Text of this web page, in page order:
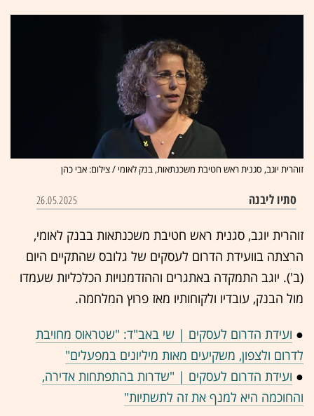
זוהרית יוגב, סגנית ראש חטיבת משכנתאות, בנק לאומי / צילום: אבי כהן
סתיו ליבנה 26.05.2025
זוהרית יוגב, סגנית ראש חטיבת משכנתאות בבנק לאומי,
הרצתה בוועידת הדרום לעסקים של גלובס שהתקיים היום
(ב'). יוגב התמקדה באתגרים וההזדמנויות הכלכליות שעמדו
מול הבנק, עובדיו ולקוחותיו מאז פרוץ המלחמה.
● ועידת הדרום לעסקים | שי באב"ד: "שטראוס מחויבת
לדרום ולצפון, משקיעים מאות מיליונים במפעלים"
● ועידת הדרום לעסקים | "שדרות בהתפתחות אדירה,
והחוכמה היא למנף את זה לתשתיות"